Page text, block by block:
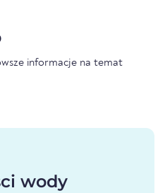
informacje na temat
wody